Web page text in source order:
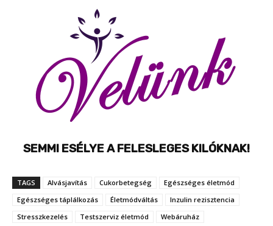
SEMMI ESÉLYE A FELESLEGES KILÓKNAK!
TAGS Alvásjavítás Cukorbetegség
Egészséges életmód
Egészséges táplálkozás
Életmódváltás
Inzulin rezisztencia
Stresszkezelés
Testszerviz életmód Webáruház